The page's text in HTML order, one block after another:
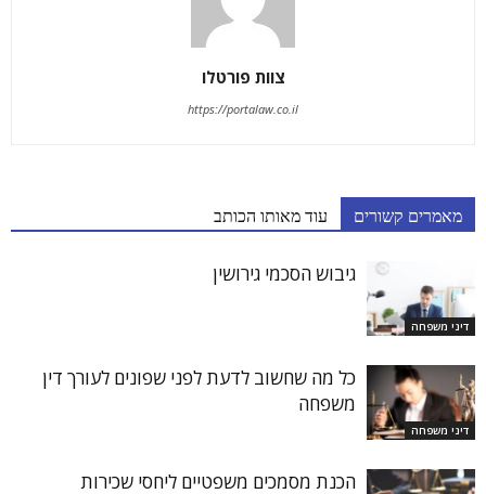
צוות פורטלו
https://portalaw.co.il
מאמרים קשורים עוד מאותו הכותב
דיני משפחה
גיבוש הסכמי גירושין
דיני משפחה
כל מה שחשוב לדעת לפני שפונים לעורך דין
משפחה
הכנת מסמכים משפטיים ליחסי שכירות